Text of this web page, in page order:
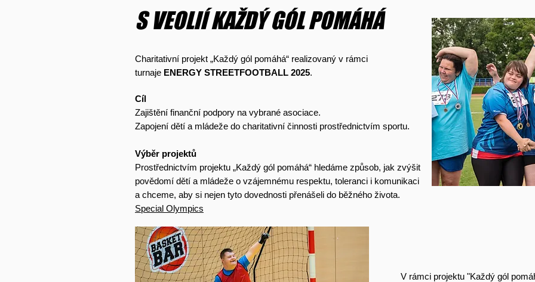
S VEOLIÍ KAŽDÝ GÓL POMÁHÁ
Charitativní projekt „Každý gól pomáhá“ realizovaný v rámci
turnaje ENERGY STREETFOOTBALL 2025.
Cíl
Zajištění finanční podpory na vybrané asociace.
Zapojení dětí a mládeže do charitativní činnosti prostřednictvím sportu.
Výběr projektů
Prostřednictvím projektu „Každý gól pomáhá“ hledáme způsob, jak zvýšit
povědomí dětí a mládeže o vzájemnému respektu, toleranci i komunikaci
a chceme, aby si nejen tyto dovednosti přenášeli do běžného života.
Special Olympics
V rámci projektu "Každý gól